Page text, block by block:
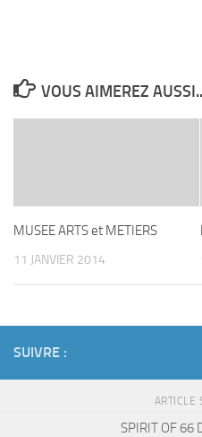
VOUS AIMEREZ
MUSEE ARTS et METIERS
11 JANVIER 2014
SUIVRE :
ARTICLE
SPIRIT OF 66